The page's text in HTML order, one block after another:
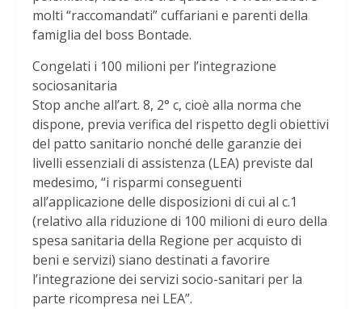
molti “raccomandati” cuffariani e parenti della
famiglia del boss Bontade.
Congelati i 100 milioni per l’integrazione
sociosanitaria
Stop anche all’art. 8, 2° c, cioè alla norma che
dispone, previa verifica del rispetto degli obiettivi
del patto sanitario nonché delle garanzie dei
livelli essenziali di assistenza (LEA) previste dal
medesimo, “i risparmi conseguenti
all’applicazione delle disposizioni di cui al c.1
(relativo alla riduzione di 100 milioni di euro della
spesa sanitaria della Regione per acquisto di
beni e servizi) siano destinati a favorire
l’integrazione dei servizi socio-sanitari per la
parte ricompresa nei LEA”.